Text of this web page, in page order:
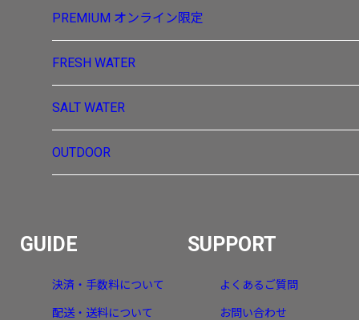
PREMIUM オンライン限定
FRESH WATER
SALT WATER
OUTDOOR
GUIDE
決済・手数料について
配送・送料について
SUPPORT
よくあるご質問
お問い合わせ